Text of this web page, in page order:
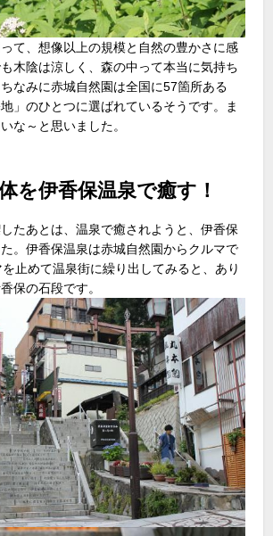
て、想像以上の規模と自然の豊かさに感
木陰は涼しく、森の中って本当に気持ち
なみに赤城自然園は全国に57箇所ある
地」のひとつに選ばれているそうです。ま
な～と思いました。
を伊香保温泉で癒す！
たあとは、温泉で癒されようと、伊香保
。伊香保温泉は赤城自然園からクルマで
止めて温泉街に繰り出してみると、あり
保の石段です。